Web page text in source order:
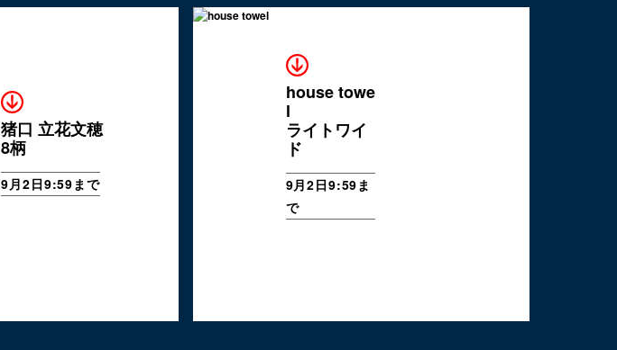
猪口 立花文穂
8柄
9月2日9:59まで
house towe
l
ライトワイ
ド
9月2日9:59ま
で